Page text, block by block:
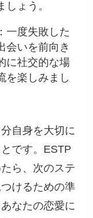
ょう。
：一度失敗した
会いを前向き
に社交的な場
を楽しみまし
自身を大切に
です。ESTP
ら、次のステ
けるための準
なたの恋愛に